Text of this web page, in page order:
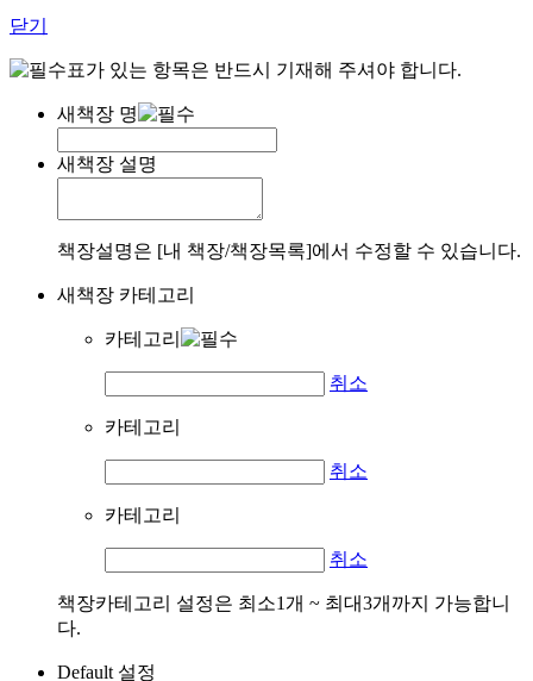
닫기
표가 있는 항목은 반드시 기재해 주셔야 합니다.
새책장 명
새책장 설명
책장설명은 [내 책장/책장목록]에서 수정할 수 있습니다.
새책장 카테고리
카테고리
취소
카테고리
취소
카테고리
취소
책장카테고리 설정은 최소1개 ~ 최대3개까지 가능합니
다.
Default 설정